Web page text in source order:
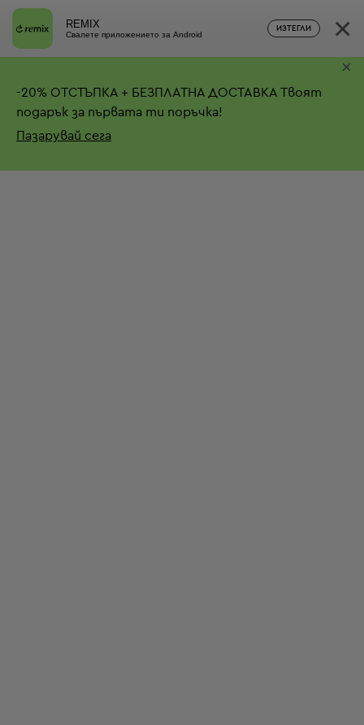
REMIX
Свалете приложението за Android
ИЗТЕГЛИ ×
-20% ОТСТЪПКА + БЕЗПЛАТНА ДОСТАВКА Твоят
подарък за първата ти поръчка!
Пазарувай сега
×